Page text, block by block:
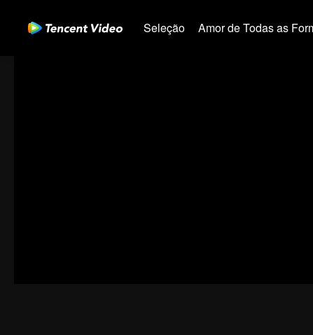
Seleção Amor de Todas as